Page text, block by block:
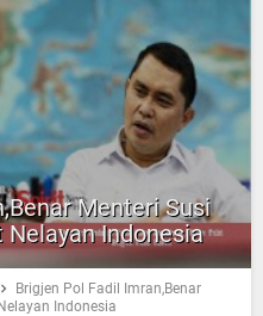
Menteri Susi
Indonesia
Brigjen Pol Fadil Imran,Benar
Indonesia